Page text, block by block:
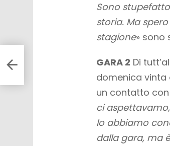
Sono
storia. Ma
stagione» sono
GARA 2 Di
domenica vinta
un contatto con
ci
lo abbiamo
dalla gara, ma